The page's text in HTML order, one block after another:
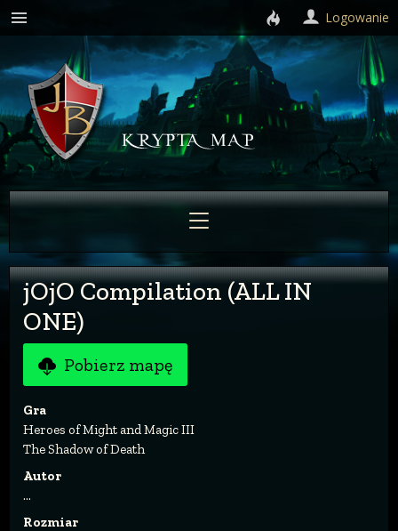
jOjO Compilation (ALL IN
ONE)
Pobierz mapę
Gra
Heroes of Might and Magic III
The Shadow of Death
Autor
...
Rozmiar
Logowanie